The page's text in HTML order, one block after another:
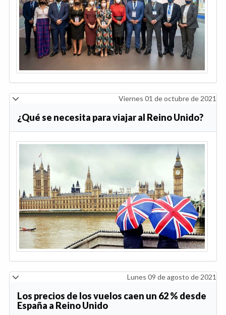
Viernes 01 de octubre de 2021
¿Qué se necesita para viajar al Reino Unido?
Lunes 09 de agosto de 2021
Los precios de los vuelos caen un 62 % desde
España a Reino Unido